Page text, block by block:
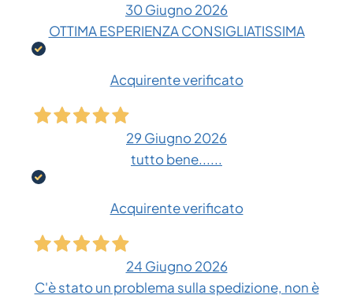
30 Giugno 2026
OTTIMA ESPERIENZA CONSIGLIATISSIMA
Acquirente verificato
29 Giugno 2026
tutto bene......
Acquirente verificato
24 Giugno 2026
C'è stato un problema sulla spedizione, non è